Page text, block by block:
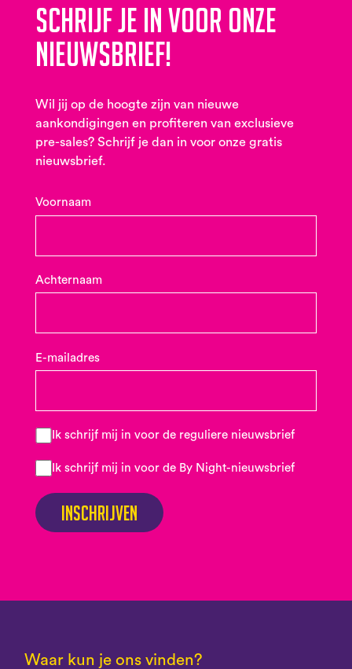
Schrijf je in voor onze
nieuwsbrief!
Wil jij op de hoogte zijn van nieuwe
aankondigingen en profiteren van exclusieve
pre-sales? Schrijf je dan in voor onze gratis
nieuwsbrief.
Voornaam
Achternaam
E-mailadres
Ik schrijf mij in voor de reguliere nieuwsbrief
Ik schrijf mij in voor de By Night-nieuwsbrief
Inschrijven
Waar kun je ons vinden?